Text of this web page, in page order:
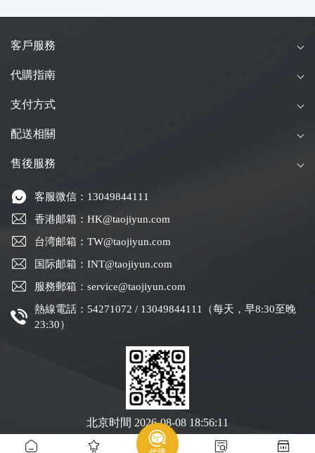
客戶服務
代購指南
支付方式
配送相關
售後服務
客服微信：13049844111
香港邮箱：HK@taojiyun.com
台湾邮箱：TW@taojiyun.com
国际邮箱：INT@taojiyun.com
服務郵箱：service@taojiyun.com
熱線電話：54271072 / 13049844111（每天，早8:30至晚
23:30）
北京时間 2026-08-08 18:56:12